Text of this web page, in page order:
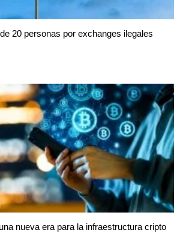
20 personas por exchanges ilegales
nueva era para la infraestructura cripto